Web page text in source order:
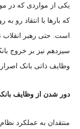
یکی از مواردی که در
که بار‌ها با انتقاد رو
است. حتی رهبر انقلاب
سیزدهم نیز بر خروج
وظایف ذاتی بانک اصرار
دور شدن از وظایف
منتقدان به عملکرد